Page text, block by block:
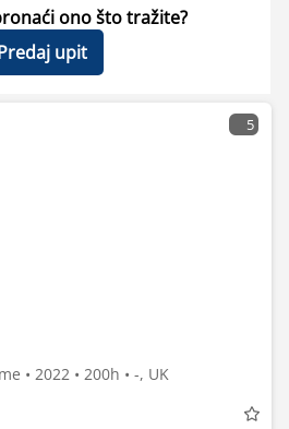
ono što tražite?
upit
5
• 2022 • 200h • -, UK